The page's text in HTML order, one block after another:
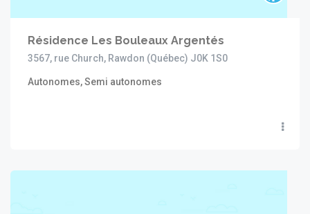
Résidence Les Bouleaux Argentés
3567, rue Church, Rawdon (Québec) J0K 1S0
Autonomes, Semi autonomes